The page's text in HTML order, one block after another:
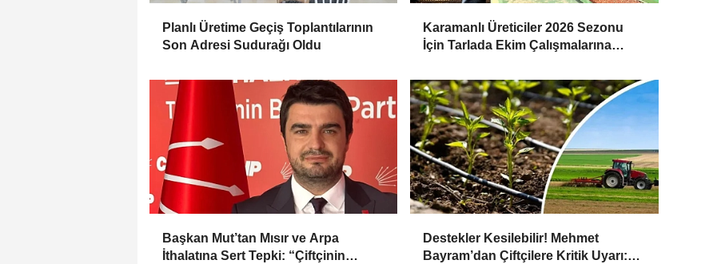
Planlı Üretime Geçiş Toplantılarının
Son Adresi Sudurağı Oldu
Karamanlı Üreticiler 2026 Sezonu
İçin Tarlada Ekim Çalışmalarına
Başkan Mut’tan Mısır ve Arpa
İthalatına Sert Tepki: “Çiftçinin
Destekler Kesilebilir! Mehmet
Bayram’dan Çiftçilere Kritik Uyarı: